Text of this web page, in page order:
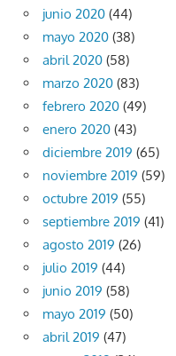
junio 2020 (44)
mayo 2020 (38)
abril 2020 (58)
marzo 2020 (83)
febrero 2020 (49)
enero 2020 (43)
diciembre 2019 (65)
noviembre 2019 (59)
octubre 2019 (55)
septiembre 2019 (41)
agosto 2019 (26)
julio 2019 (44)
junio 2019 (58)
mayo 2019 (50)
abril 2019 (47)